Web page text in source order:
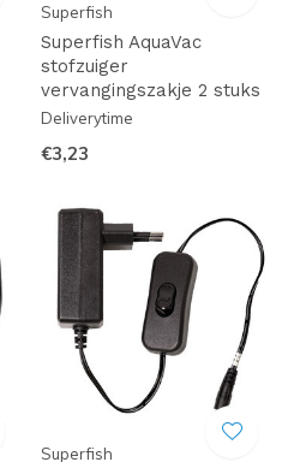
Superfish
Superfish AquaVac
stofzuiger
vervangingszakje 2 stuks
Deliverytime
€3,23
Superfish